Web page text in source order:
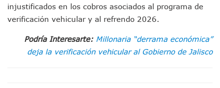
Munguía Es El Sexto Mejor Alcalde De Jalisco, Según
ATM Incorpora 20 Nuevos Camiones Al Corredor Bahía
Avenida Federación En Puerto Vallarta Registra 80% De
Caída De “El Mencho” Elevó Percepción De Inseguridad
injustificados en los cobros asociados al programa de
verificación vehicular y al refrendo 2026.
Podría Interesarte: Millonaria “derrama económica”
deja la verificación vehicular al Gobierno de Jalisco